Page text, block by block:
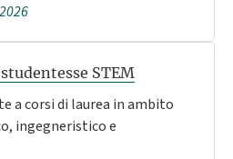
STEM
a corsi di laurea in ambito
ingegneristico e